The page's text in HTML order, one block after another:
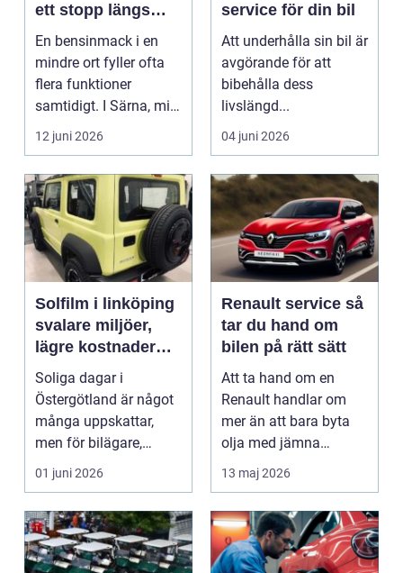
ett stopp längs
vägen
En bensinmack i en
mindre ort fyller ofta
flera funktioner
samtidigt. I Särna, mitt
i norra Dalarna,...
12 juni 2026
service för din bil
Att underhålla sin bil är
avgörande för att
bibehålla dess
livslängd...
04 juni 2026
Solfilm i linköping
svalare miljöer,
lägre kostnader
och bättre komfort
Soliga dagar i
Östergötland är något
många uppskattar,
men för bilägare,
båtägare och
fastighetsförv...
01 juni 2026
Renault service så
tar du hand om
bilen på rätt sätt
Att ta hand om en
Renault handlar om
mer än att bara byta
olja med jämna
mellanrum. För många
biläga...
13 maj 2026